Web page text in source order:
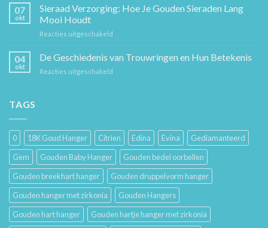
Sierkunst
Cadeaugids:
De
Hem
07
okt
Sieraad Verzorging: Hoe Je Gouden Sieraden Lang
Mooi Houdt
Reacties uitgeschakeld
Verzorging:
04
okt
De Geschiedenis van Trouwringen en Hun Betekenis
Reacties uitgeschakeld
Hun
Betekenis
TAGS
0 18K Goud Hanger Citrien Edina Evina
Gediamanteerd
Gem
Gouden Baby Hanger
Gouden bedel oorbellen
Gouden breekhart hanger
Gouden druppelvorm hanger
Gouden hanger met zirkonia
Gouden Hangers
Gouden hart hanger
Gouden hartje hanger met zirkonia